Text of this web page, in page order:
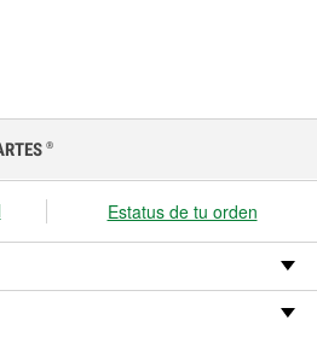
®
Estatus de tu orden